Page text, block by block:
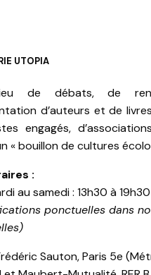
UTOPIA
de débats, de
d’auteurs et de
engagés,
« bouillon de cultures
:
au samedi : 13h30 à 19h30
ponctuelles dans
Sauton, Paris 5e